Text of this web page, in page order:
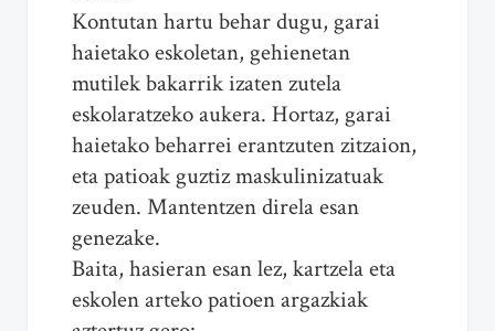
Kontutan hartu behar dugu, garai
haietako eskoletan, gehienetan
mutilek bakarrik izaten zutela
eskolaratzeko aukera. Hortaz, garai
haietako beharrei erantzuten zitzaion,
eta patioak guztiz maskulinizatuak
zeuden. Mantentzen direla esan
genezake.
Baita, hasieran esan lez, kartzela eta
eskolen arteko patioen argazkiak